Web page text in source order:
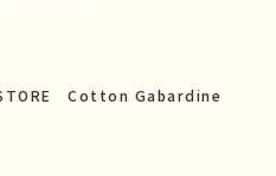
STORE Cotton Gabardine